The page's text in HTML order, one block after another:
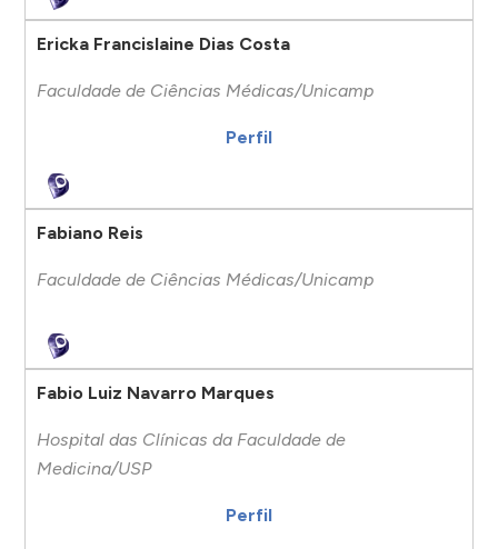
Ericka Francislaine Dias Costa
Faculdade de Ciências Médicas/Unicamp
Perfil
Fabiano Reis
Faculdade de Ciências Médicas/Unicamp
Fabio Luiz Navarro Marques
Hospital das Clínicas da Faculdade de
Medicina/USP
Perfil